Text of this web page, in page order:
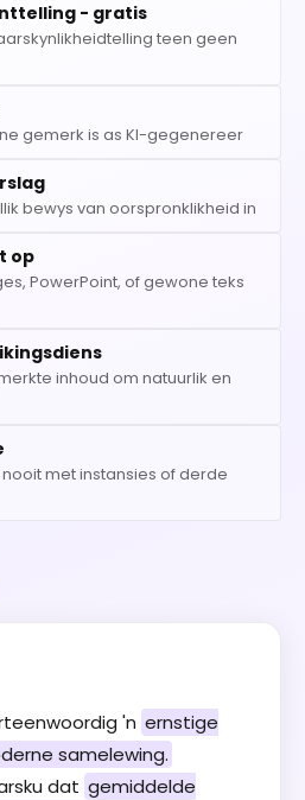
- gratis
teen geen
gemerk is as KI-gegenereer
bewys van oorspronklikheid in
op
PowerPoint, of gewone teks
inhoud om natuurlik en
met instansies of derde
'n ernstige
samelewing.
dat gemiddelde